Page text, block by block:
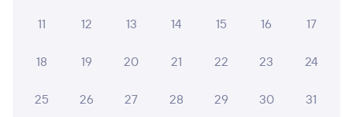
04 августа 2026 • Поезд 001Э «Россия»
10 ЮЛИЯ Л.
11 12 13 14 15 16 17
18 19 20 21 22 23 24
25 26 27 28 29 30 31